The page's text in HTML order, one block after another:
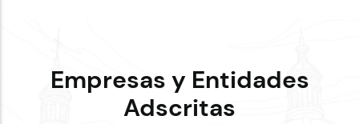
Empresas y Entidades
Adscritas